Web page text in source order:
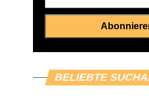
BELIEBTE